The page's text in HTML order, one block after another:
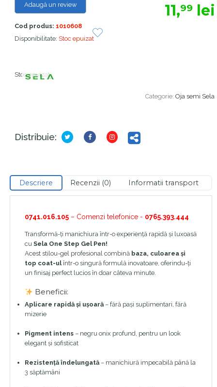
Categorie: Oja semi Sela
Adaugă un review
Cod produs: 1010608
Disponibilitate: Stoc epuizat
11,99 lei
Stoc epuizat
Distribuie:
Descriere Recenzii (0) Informatii transport
0741.016.105 – Comenzi telefonice - 0765.393.444
Transformă-ți manichiura într-o experiență rapidă și luxoasă
cu Sela One Step Gel Pen!
Acest stilou-gel profesional combină baza, culoarea și
top coat-ulîntr-o singură formulă inovatoare, oferindu-ți
un finisaj perfect lucios în doar câteva minute.
Beneficii:
Aplicare rapidă și ușoară – fără pași suplimentari, fără
mizerie
Pigment intens – negru onix profund, pentru un look
elegant și sofisticat
Rezistență îndelungată – manichiură impecabilă până la
3 săptămâni